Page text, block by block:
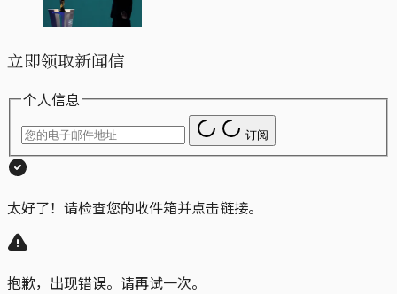
立即领取新闻信
个人信息
订阅
太好了！请检查您的收件箱并点击链接。
抱歉，出现错误。请再试一次。